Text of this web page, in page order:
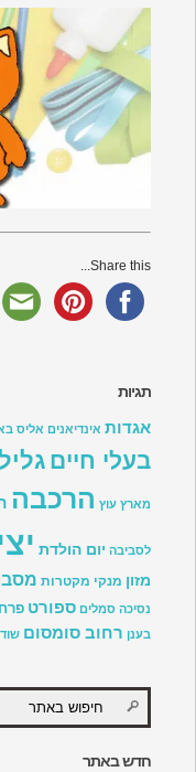
Share this...
תגיות
אגדות אינדיאנים אליס
בעלי חיים
מארץ עוץ הרכבה
לסביבה יום הולדת
מזון מנקי מקטרות
נסיכה סמלים ספורט
בענן רחוב סומסום
חדש באתר